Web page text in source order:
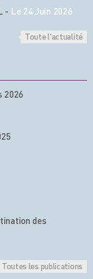
- Le 24 Juin 2026
Toute l'actualité
2026
des
Toutes les publications